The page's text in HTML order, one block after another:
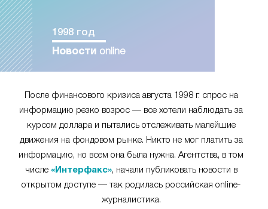
1998 год
Новости online
После финансового кризиса августа 1998 г. спрос на
информацию резко возрос — все хотели наблюдать за
курсом доллара и пытались отслеживать малейшие
движения на фондовом рынке. Никто не мог платить за
информацию, но всем она была нужна. Агентства, в том
числе «Интерфакс», начали публиковать новости в
открытом доступе — так родилась российская online-
журналистика.